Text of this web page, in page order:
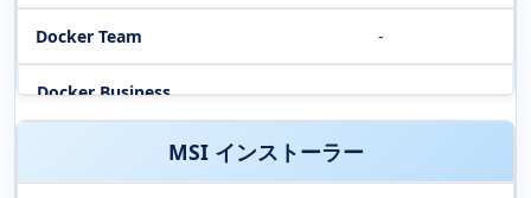
-
MSI インストーラー